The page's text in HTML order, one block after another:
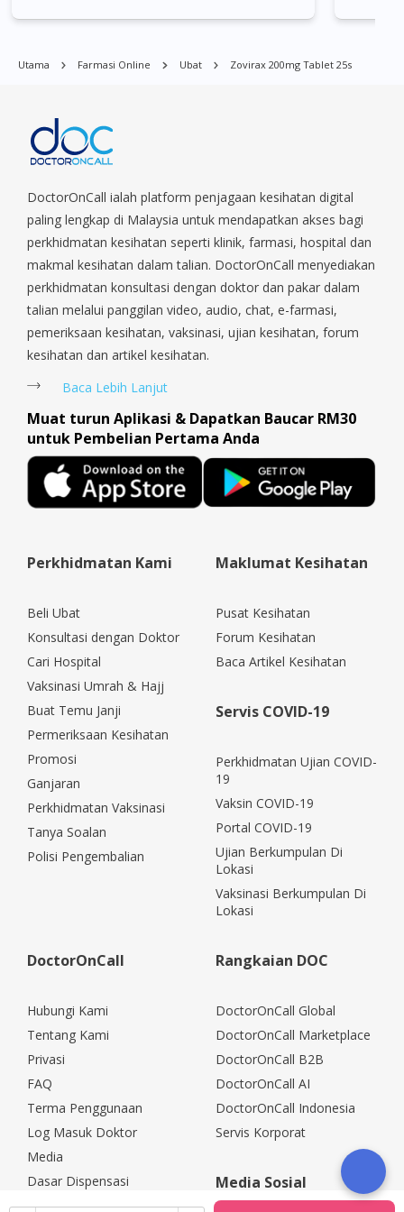
Village, Clementi Park, Dairy Farm, Eunos, East Coast, Farrer
East, Jurong West, Kallang/ Whampoa, Lim Chu Kang, Marine
Parade, Marina, Macpherson, Mandai, Newton, Novena,
Orchard, Pasir Ris, Punggol, Potong Pasir, Paya Lebar,
Sengkang, Serangoon, Serangoon Rd, Seletar, Tampines, Toa
Payoh, Tanjong Pagar, Telok Blangah, Tanglin, Thomson, Tuas,
Tengah, Upper East Coast, Upper Bukit Timah, Upper Thomson,
Woodlands, West Coast, Yishun, Yio Chu Kang.
Utama Farmasi Online Ubat Zovirax 200mg Tablet 25s
DoctorOnCall ialah platform penjagaan kesihatan digital
paling lengkap di Malaysia untuk mendapatkan akses bagi
perkhidmatan kesihatan seperti klinik, farmasi, hospital dan
makmal kesihatan dalam talian. DoctorOnCall menyediakan
perkhidmatan konsultasi dengan doktor dan pakar dalam
talian melalui panggilan video, audio, chat, e-farmasi,
pemeriksaan kesihatan, vaksinasi, ujian kesihatan, forum
kesihatan dan artikel kesihatan.
Baca Lebih Lanjut
Muat turun Aplikasi & Dapatkan Baucar RM30
untuk Pembelian Pertama Anda
Perkhidmatan Kami
Beli Ubat
Konsultasi dengan Doktor
Cari Hospital
Vaksinasi Umrah & Hajj
Buat Temu Janji
Permeriksaan Kesihatan
Promosi
Ganjaran
Perkhidmatan Vaksinasi
Tanya Soalan
Polisi Pengembalian
Maklumat Kesihatan
Pusat Kesihatan
Forum Kesihatan
Baca Artikel Kesihatan
Servis COVID-19
Perkhidmatan Ujian COVID-
19
Vaksin COVID-19
Portal COVID-19
Ujian Berkumpulan Di
Lokasi
Vaksinasi Berkumpulan Di
Lokasi
DoctorOnCall
Hubungi Kami
Tentang Kami
Privasi
FAQ
Terma Penggunaan
Log Masuk Doktor
Media
Dasar Dispensasi
Kerjaya
Rangkaian DOC
DoctorOnCall Global
DoctorOnCall Marketplace
DoctorOnCall B2B
DoctorOnCall AI
DoctorOnCall Indonesia
Servis Korporat
Media Sosial